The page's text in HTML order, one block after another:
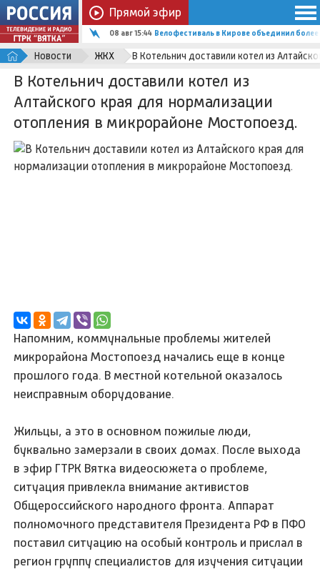
Прямой эфир
08 авг 15:44 Велофестиваль в Кирове объединил более
Новости ЖКХ В Котельнич доставили котел из
В Котельнич доставили котел из
Алтайского края для нормализации
отопления в микрорайоне Мостопоезд.
Напомним, коммунальные проблемы жителей
микрорайона Мостопоезд начались еще в конце
прошлого года. В местной котельной оказалось
неисправным оборудование.
Жильцы, а это в основном пожилые люди,
буквально замерзали в своих домах. После выхода
в эфир ГТРК Вятка видеосюжета о проблеме,
ситуация привлекла внимание активистов
Общероссийского народного фронта. Аппарат
полномочного представителя Президента РФ в ПФО
поставил ситуацию на особый контроль и прислал в
регион группу специалистов для изучения ситуации